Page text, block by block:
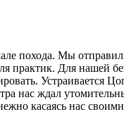
похода. Мы
практик. Для нашей
нас ждал
касаясь нас